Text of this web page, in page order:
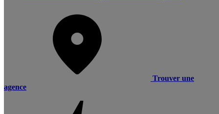
Trouver une
agence